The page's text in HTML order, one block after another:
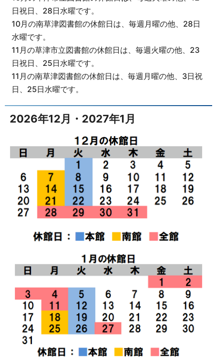
日祝日、28日水曜です。
10月の南草津図書館の休館日は、毎週月曜の他、28日
水曜です。
11月の草津市立図書館の休館日は、毎週火曜の他、23
日祝日、25日水曜です。
11月の南草津図書館の休館日は、毎週月曜の他、3日祝
日、25日水曜です。
2026年12月・2027年1月